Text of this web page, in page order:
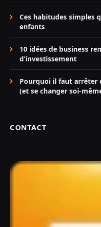
Ces habitudes simples
enfants
10 idées de business
d’investissement
Pourquoi il faut arrêter
(et se changer soi-
CONTACT